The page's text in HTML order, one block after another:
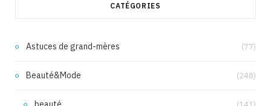
CATÉGORIES
Astuces de grand-mères (77)
Beauté&Mode (248)